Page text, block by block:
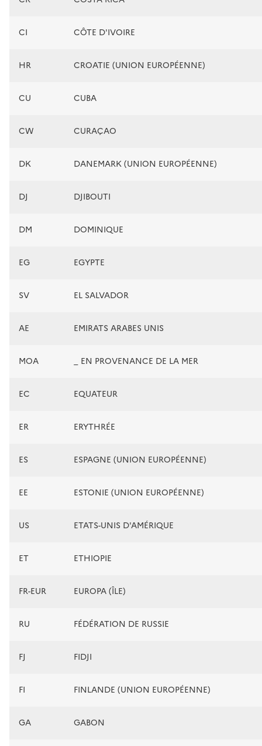
CI CÔTE D'IVOIRE
HR CROATIE (UNION EUROPÉENNE)
CU CUBA
CW CURAÇAO
DK DANEMARK (UNION EUROPÉENNE)
DJ DJIBOUTI
DM DOMINIQUE
EG EGYPTE
SV EL SALVADOR
AE EMIRATS ARABES UNIS
MOA _ EN PROVENANCE DE LA MER
EC EQUATEUR
ER ERYTHRÉE
ES ESPAGNE (UNION EUROPÉENNE)
EE ESTONIE (UNION EUROPÉENNE)
US ETATS-UNIS D'AMÉRIQUE
ET ETHIOPIE
FR-EUR EUROPA (ÎLE)
RU FÉDÉRATION DE RUSSIE
FJ FIDJI
FI FINLANDE (UNION EUROPÉENNE)
GA GABON